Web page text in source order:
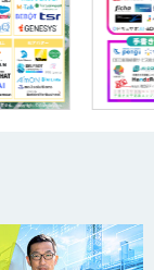
ミュニケーシ
」